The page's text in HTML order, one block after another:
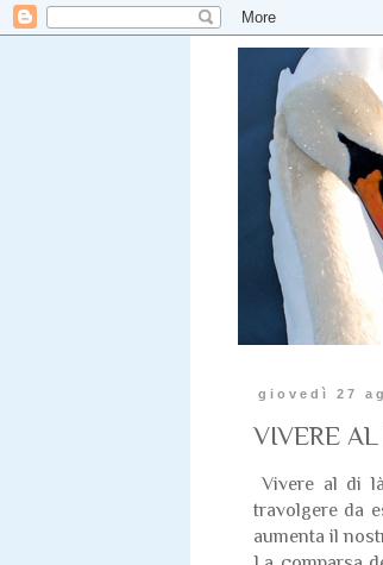
giovedì 27
VIVERE
Vivere al di
travolgere da
aumenta il